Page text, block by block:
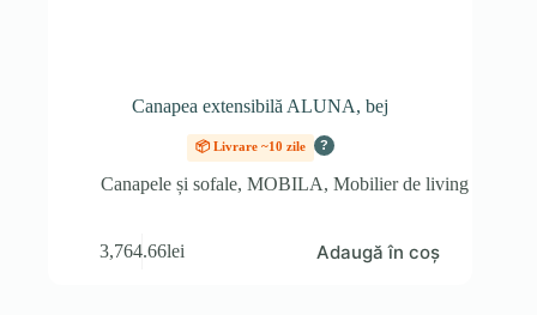
Canapea extensibilă ALUNA, bej
📦 Livrare ~10 zile ?
Canapele și sofale, MOBILA, Mobilier de living
3,764.66lei Adaugă în coș